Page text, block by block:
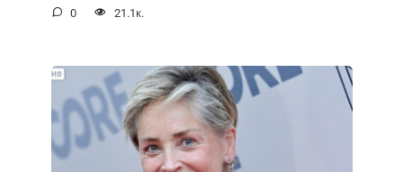
0 21.1к.